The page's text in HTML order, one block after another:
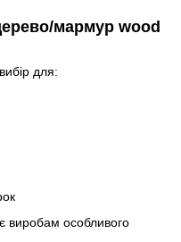
мармур wood
для:
виробам особливого